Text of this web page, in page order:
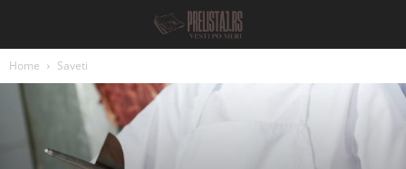
Home Saveti